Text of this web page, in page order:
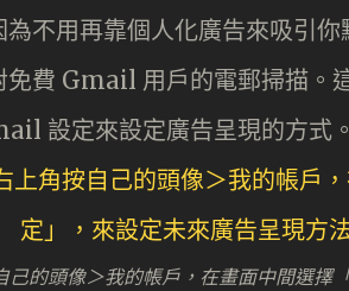
為不用再靠個人化廣告來吸引
費 Gmail 用戶的電郵掃描。
設定來設定廣告呈現的方式。
的頭像＞我的帳戶，在畫面中間選擇